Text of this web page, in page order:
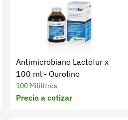
Antimicrobiano Lactofur x
100 ml - Ourofino
100 Mililitros
Precio a cotizar